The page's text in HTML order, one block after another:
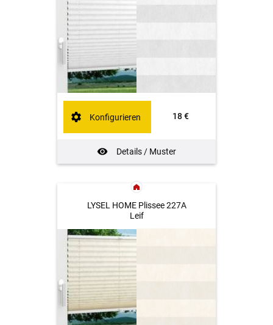
18 €
Details / Muster
Konfigurieren
LYSEL HOME Plissee 227A
Leif